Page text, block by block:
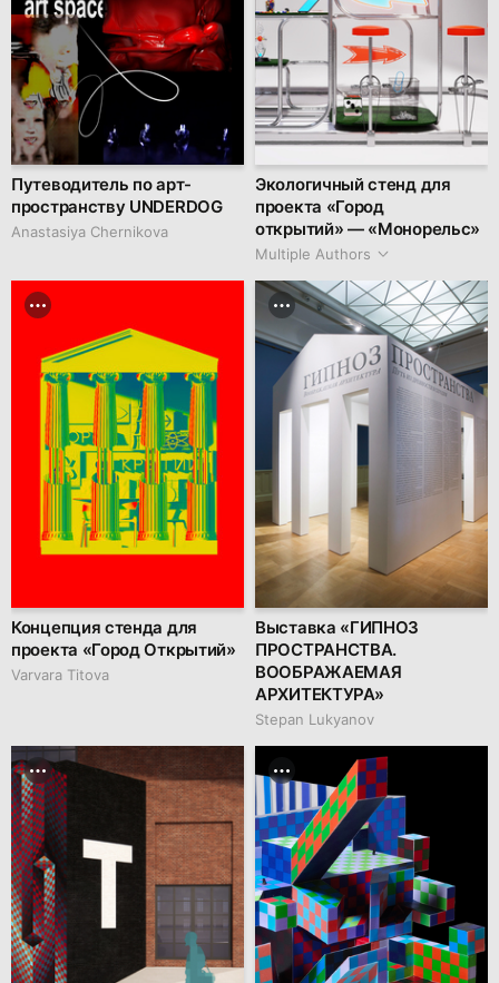
Путеводитель по арт-
пространству UNDERDOG
Anastasiya Chernikova
Экологичный стенд для
проекта «Город
открытий» — «Монорельс»
Multiple Authors
Концепция стенда для
проекта «Город Открытий»
Varvara Titova
Выставка «ГИПНОЗ
ПРОСТРАНСТВА.
ВООБРАЖАЕМАЯ
АРХИТЕКТУРА»
Stepan Lukyanov